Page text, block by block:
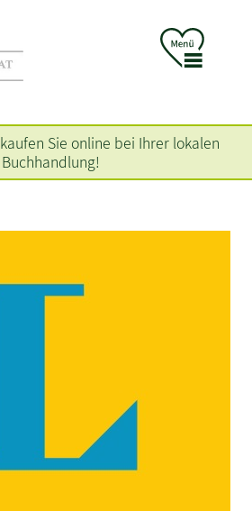
kaufen Sie online bei Ihrer lokalen
Buchhandlung!